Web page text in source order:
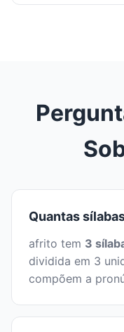
Quantas
afrito tem 3
dividida em 3
compõem a